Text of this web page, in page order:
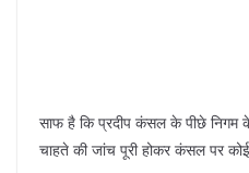
साफ है कि प्रदीप कंसल के पीछे निगम
चाहते की जांच पूरी होकर कंसल पर कोई